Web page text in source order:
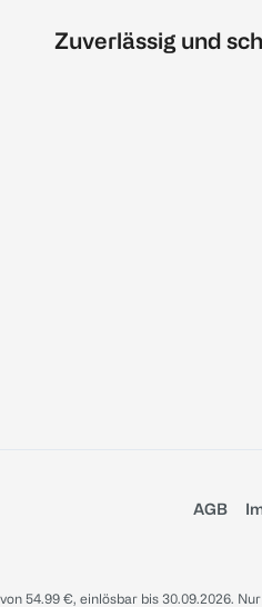
Zuverlässig und
AGB
54.99 €, einlösbar bis 30.09.2026.